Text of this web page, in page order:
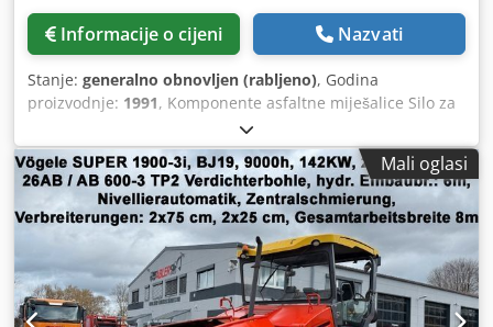
Informacije o cijeni Nazvati
Stanje: generalno obnovljen (rabljeno), Godina
proizvodnje: 1991, Komponente asfaltne miješalice Silo za
gotovu smjesu TELTOMAT s kantnim elevatorom Sito-
tromla i sušara Dvoosovinski prisilni mikser Spremnik lož
ulja 30.000 L AMECO filterski sustav Bitumenski spremnici
Silos s vijčanim transporterom Codpfstph A Nex Agtorf
Mali oglasi